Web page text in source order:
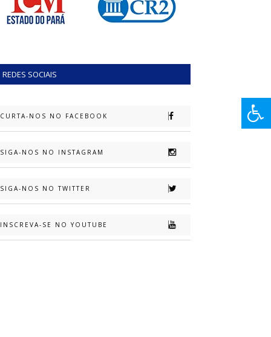
REDES SOCIAIS
CURTA-NOS NO FACEBOOK
SIGA-NOS NO INSTAGRAM
SIGA-NOS NO TWITTER
INSCREVA-SE NO YOUTUBE